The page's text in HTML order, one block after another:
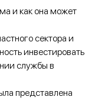
и как она может
сектора и
инвестировать
службы в
представлена